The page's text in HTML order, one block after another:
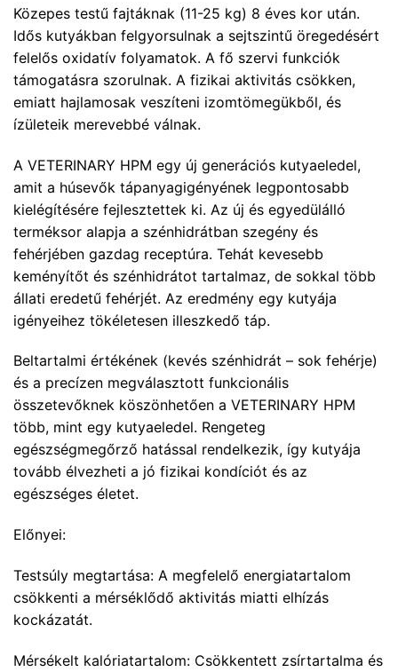
Közepes testű fajtáknak (11-25 kg) 8 éves kor után.
Idős kutyákban felgyorsulnak a sejtszintű öregedésért
felelős oxidatív folyamatok. A fő szervi funkciók
támogatásra szorulnak. A fizikai aktivitás csökken,
emiatt hajlamosak veszíteni izomtömegükből, és
ízületeik merevebbé válnak.
A VETERINARY HPM egy új generációs kutyaeledel,
amit a húsevők tápanyagigényének legpontosabb
kielégítésére fejlesztettek ki. Az új és egyedülálló
terméksor alapja a szénhidrátban szegény és
fehérjében gazdag receptúra. Tehát kevesebb
keményítőt és szénhidrátot tartalmaz, de sokkal több
állati eredetű fehérjét. Az eredmény egy kutyája
igényeihez tökéletesen illeszkedő táp.
Beltartalmi értékének (kevés szénhidrát – sok fehérje)
és a precízen megválasztott funkcionális
összetevőknek köszönhetően a VETERINARY HPM
több, mint egy kutyaeledel. Rengeteg
egészségmegőrző hatással rendelkezik, így kutyája
tovább élvezheti a jó fizikai kondíciót és az
egészséges életet.
Előnyei:
Testsúly megtartása: A megfelelő energiatartalom
csökkenti a mérséklődő aktivitás miatti elhízás
kockázatát.
Mérsékelt kalóriatartalom: Csökkentett zsírtartalma és